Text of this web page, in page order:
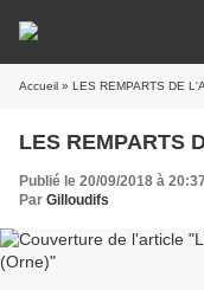
Accueil » LES REMPARTS DE
LES REMPARTS
Publié le 20/09/2018 à 20:37
Par Gilloudifs